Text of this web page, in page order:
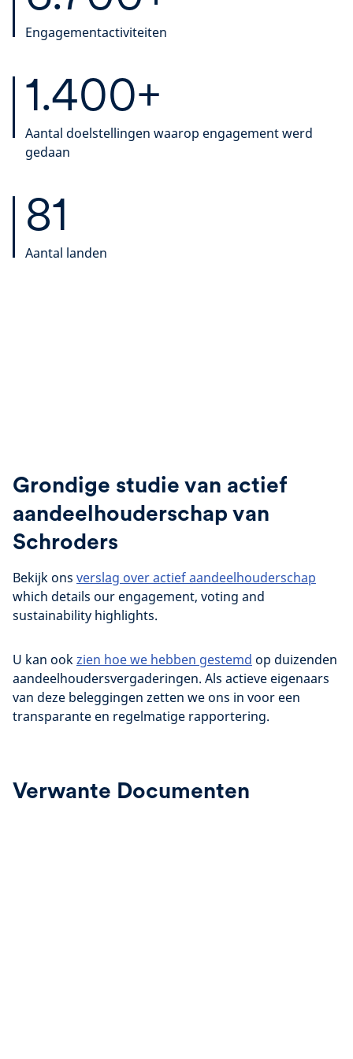
Engagementactiviteiten
1.400+
Aantal doelstellingen waarop engagement werd
gedaan
81
Aantal landen
Grondige studie van actief
aandeelhouderschap van
Schroders
Bekijk ons verslag over actief aandeelhouderschap
which details our engagement, voting and
sustainability highlights.
U kan ookzien hoe we hebben gestemd op duizenden
aandeelhoudersvergaderingen. Als actieve eigenaars
van deze beleggingen zetten we ons in voor een
transparante en regelmatige rapportering.
Verwante Documenten